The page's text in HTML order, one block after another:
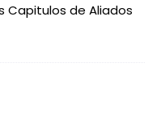
Capitulos de Aliados